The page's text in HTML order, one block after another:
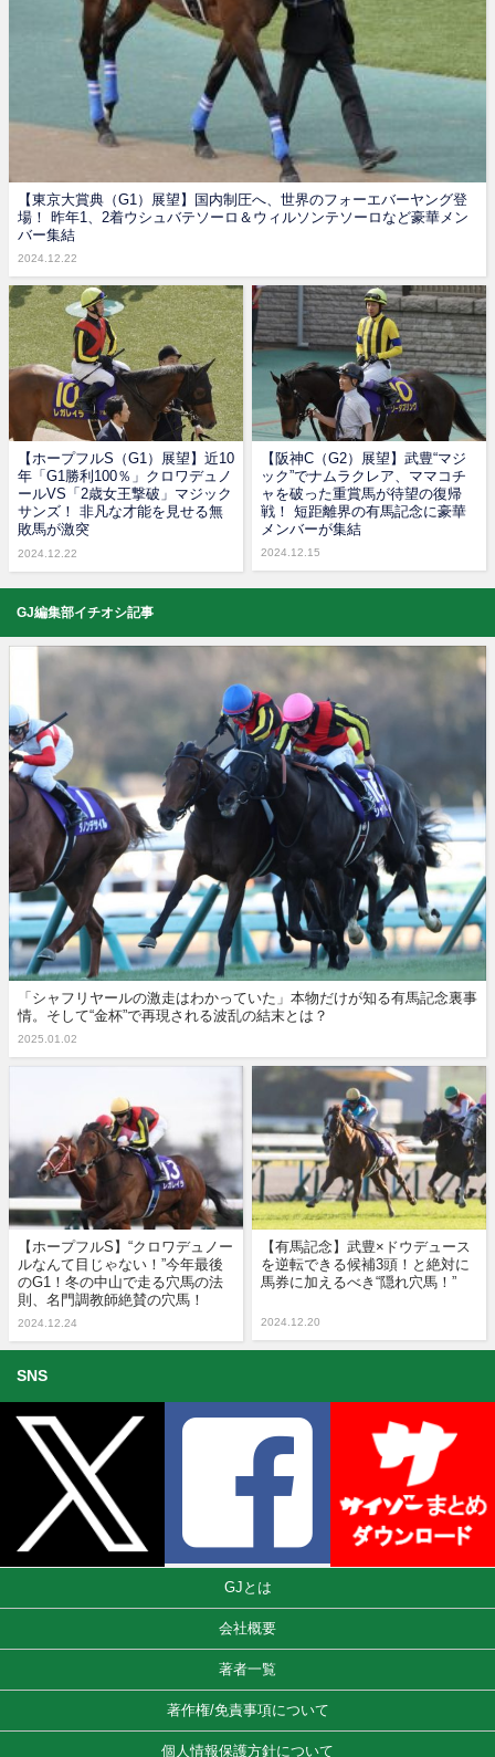
【東京大賞典（G1）展望】国内制圧へ、世界のフォーエバーヤング登
場！ 昨年1、2着ウシュバテソーロ＆ウィルソンテソーロなど豪華メン
バー集結
2024.12.22
【ホープフルS（G1）展望】近10
年「G1勝利100％」クロワデュノ
ールVS「2歳女王撃破」マジック
サンズ！ 非凡な才能を見せる無
敗馬が激突
2024.12.22
【阪神C（G2）展望】武豊“マジ
ック”でナムラクレア、ママコチ
ャを破った重賞馬が待望の復帰
戦！ 短距離界の有馬記念に豪華
メンバーが集結
2024.12.15
GJ編集部イチオシ記事
「シャフリヤールの激走はわかっていた」本物だけが知る有馬記念裏事
情。そして“金杯”で再現される波乱の結末とは？
2025.01.02
【ホープフルS】“クロワデュノー
ルなんて目じゃない！”今年最後
のG1！冬の中山で走る穴馬の法
則、名門調教師絶賛の穴馬！
2024.12.24
【有馬記念】武豊×ドウデュース
を逆転できる候補3頭！と絶対に
馬券に加えるべき“隠れ穴馬！”
2024.12.20
SNS
GJとは
会社概要
著者一覧
著作権/免責事項について
個人情報保護方針について